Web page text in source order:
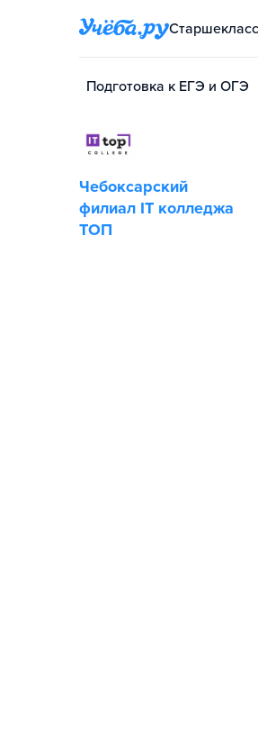
Подготовка к ЕГЭ и ОГЭ
Чебоксарский
филиал IT колледжа
TOП